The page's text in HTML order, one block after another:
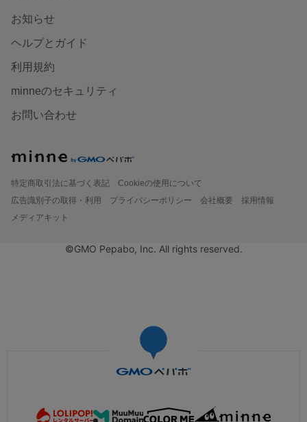
お知らせ
ヘルプとガイド
利用規約
minneのセキュリティ
お問い合わせ
特定商取引法に基づく表記
Cookieの使用について
広告識別子の取得・利用
プライバシーポリシー 会社概要
採用情報
メディアキット
©GMO Pepabo, Inc. All rights reserved.